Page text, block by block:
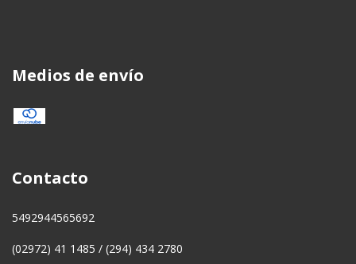
Medios de envío
Contacto
5492944565692
(02972) 41 1485 / (294) 434 2780